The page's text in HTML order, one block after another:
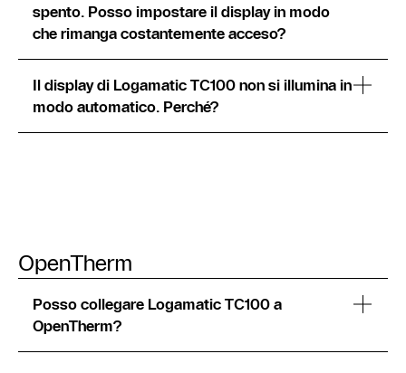
spento. Posso impostare il display in modo
che rimanga costantemente acceso?
Il display di Logamatic TC100 non si illumina in
modo automatico. Perché?
OpenTherm
Posso collegare Logamatic TC100 a
OpenTherm?